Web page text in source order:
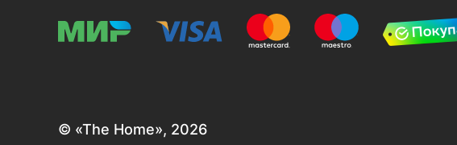
© «The Home», 2026